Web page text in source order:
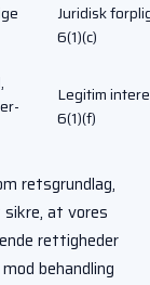
Juridisk
6(1)(c)
Legitim
6(1)(f)
retsgrundlag,
at vores
rettigheder
behandling